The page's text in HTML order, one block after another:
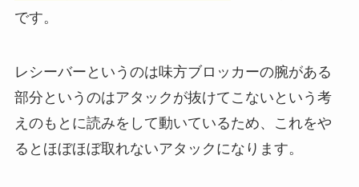
です。
レシーバーというのは味方ブロッカーの腕がある
部分というのはアタックが抜けてこないという考
えのもとに読みをして動いているため、これをや
るとほぼほぼ取れないアタックになります。